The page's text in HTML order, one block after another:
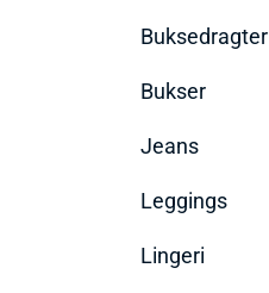
Buksedragter
Bukser
Jeans
Leggings
Lingeri